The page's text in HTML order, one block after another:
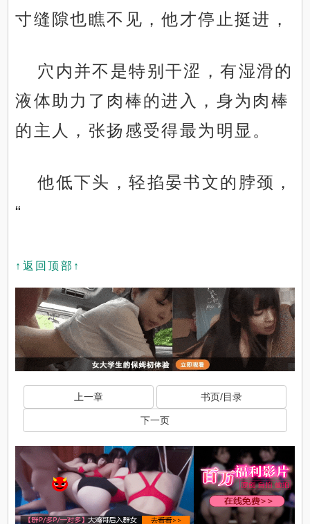
寸缝隙也瞧不见，他才停止挺进，
穴内并不是特别干涩，有湿滑的
液体助力了肉棒的进入，身为肉棒
的主人，张扬感受得最为明显。
他低下头，轻掐晏书文的脖颈，
“
↑返回顶部↑
上一章 书页/目录
下一页